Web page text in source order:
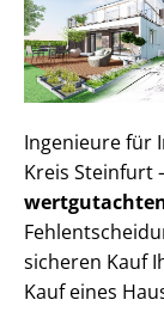
Ingenieure für
Kreis Steinfurt
sicheren Kauf
Kauf eines